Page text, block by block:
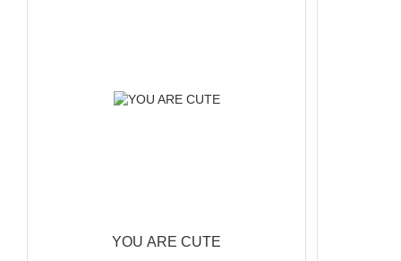
YOU ARE CUTE